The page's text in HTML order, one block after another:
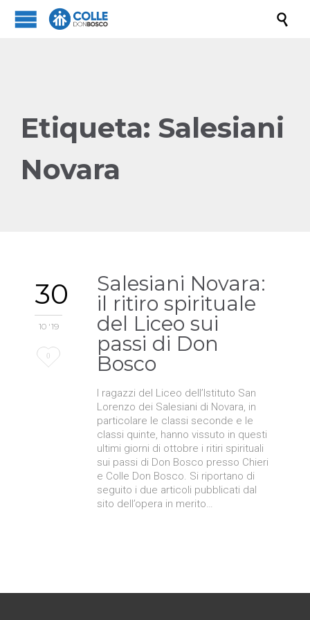

Etiqueta: Salesiani
Novara
30
10 '19
Love
0
Salesiani Novara:
il ritiro spirituale
del Liceo sui
passi di Don
Bosco
I ragazzi del Liceo dell’Istituto San
Lorenzo dei Salesiani di Novara, in
particolare le classi seconde e le
classi quinte, hanno vissuto in questi
ultimi giorni di ottobre i ritiri spirituali
sui passi di Don Bosco presso Chieri
e Colle Don Bosco. Si riportano di
seguito i due articoli pubblicati dal
sito dell’opera in merito…